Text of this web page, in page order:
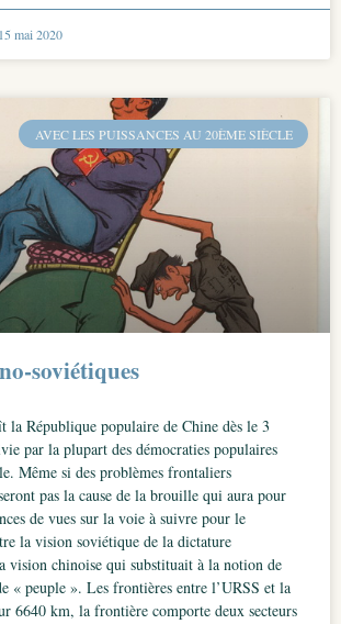
15 mai 2020
AVEC LES PUISSANCES AU 20ÈME SIÈCLE
soviétiques
la République populaire de Chine dès le 3
par la plupart des démocraties populaires
Même si des problèmes frontaliers
pas la cause de la brouille qui aura pour
de vues sur la voie à suivre pour le
la vision soviétique de la dictature
vision chinoise qui substituait à la notion de
« peuple ». Les frontières entre l’URSS et la
6640 km, la frontière comporte deux secteurs